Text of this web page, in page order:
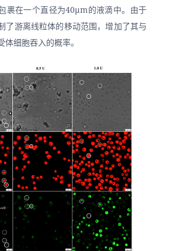
裹在一个直径为40μm的液滴中。由于
了游离线粒体的移动范围，增加了其与
细胞吞入的概率。